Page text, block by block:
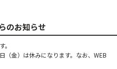
のお知らせ
（金）は休みになります。なお、WEB